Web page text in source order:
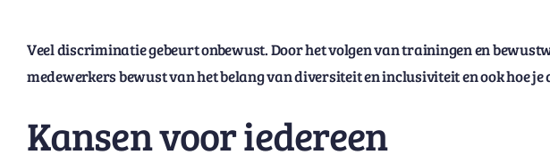
Veel discriminatie gebeurt onbewust. Door het volgen van trainingen en
medewerkers bewust van het belang van diversiteit en inclusiviteit en ook hoe
Kansen voor iedereen